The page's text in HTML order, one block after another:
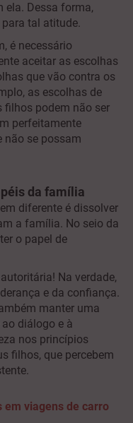
ela. Dessa forma,
tal atitude.
é necessário
aceitar as escolhas
que vão contra os
as escolhas de
filhos podem não ser
perfeitamente
não se possam
da família
diferente é dissolver
a família. No seio da
o papel de
Na verdade,
e da confiança.
manter uma
diálogo e à
nos princípios
filhos, que percebem
em viagens de carro